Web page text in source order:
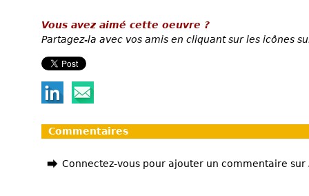
Vous avez aimé cette oeuvre ?
Partagez-la avec vos amis en cliquant sur les icônes
Commentaires
Connectez-vous pour ajouter un commentaire sur